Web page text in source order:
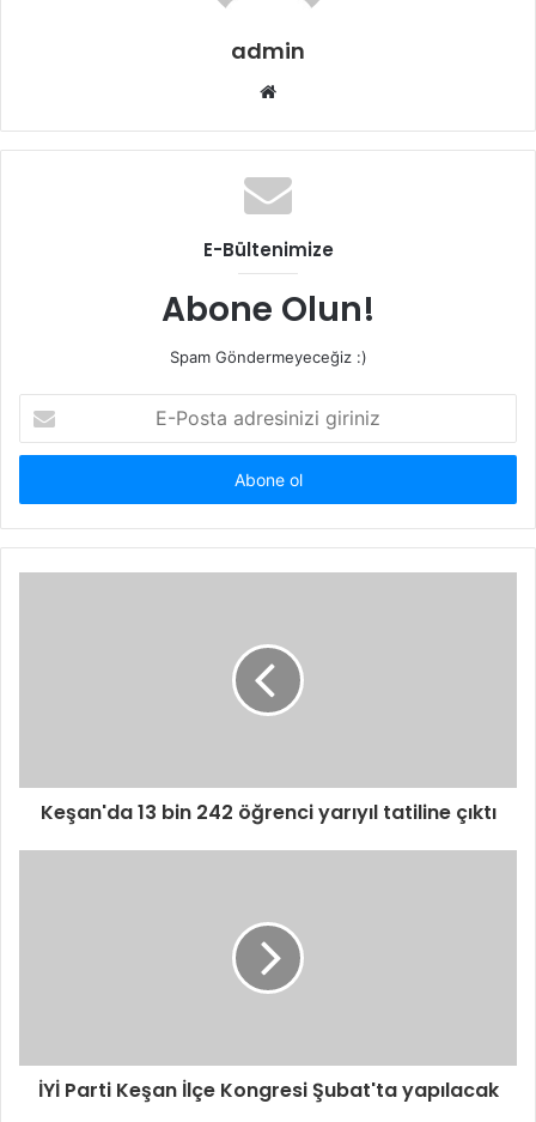
admin
Web
E-Bültenimize
Abone Olun!
Spam Göndermeyeceğiz :)
Posta
adresinizi
Keşan'da 13 bin 242 öğrenci yarıyıl tatiline çıktı
İYİ Parti Keşan İlçe Kongresi Şubat'ta yapılacak